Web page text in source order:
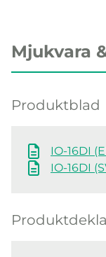
Mjukvara
Produktblad
IO-16DI
IO-16DI